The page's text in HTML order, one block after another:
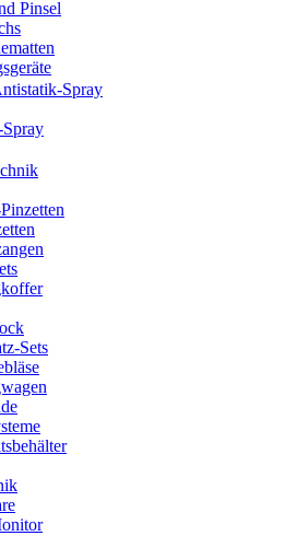
Pinsel
Spray
Sets